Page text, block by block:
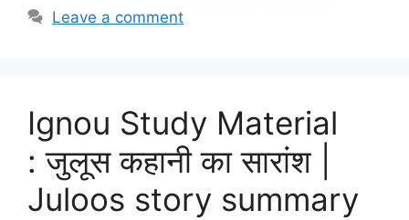
Leave a comment
Ignou Study Material
: जुलूस कहानी का सारांश |
Juloos story summary